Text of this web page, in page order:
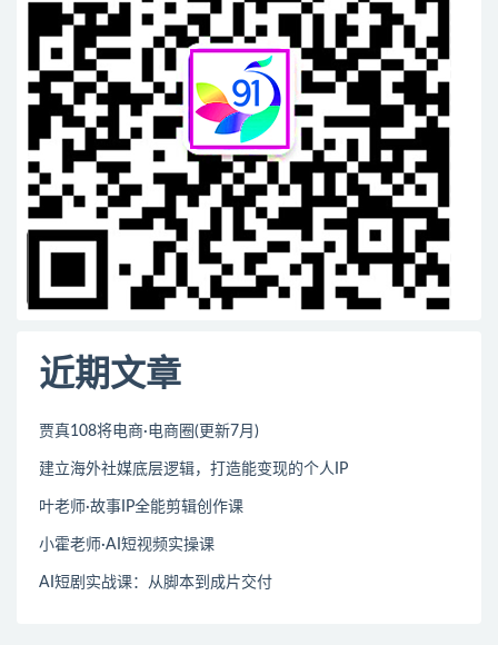
近期文章
贾真108将电商·电商圈(更新7月)
建立海外社媒底层逻辑，打造能变现的个人IP
叶老师·故事IP全能剪辑创作课
小霍老师·AI短视频实操课
AI短剧实战课：从脚本到成片交付